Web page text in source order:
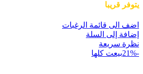
يتوفر قريبا
اضف الى قائمة الرغبات
إضافة إلى السلة
نظرة سريعة
-21%
بيعت كلها